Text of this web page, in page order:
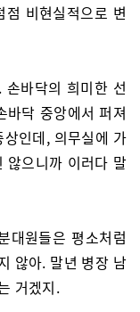
비현실적으로 변
바닥의 희미한 선
닥 중앙에서 퍼져
인데, 의무실에 가
않으니까 이러다 말
대원들은 평소처럼
않아. 말년 병장 남
거겠지.